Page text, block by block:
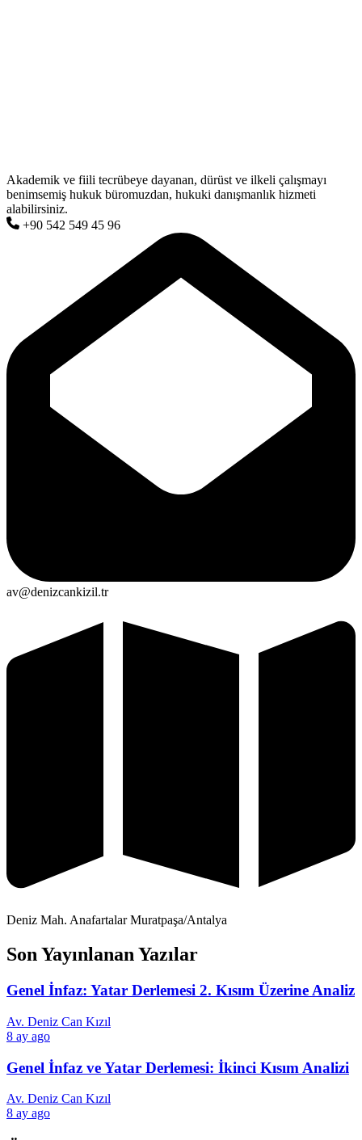
Akademik ve fiili tecrübeye dayanan, dürüst ve ilkeli çalışmayı
benimsemiş hukuk büromuzdan, hukuki danışmanlık hizmeti
alabilirsiniz.
+90 542 549 45 96
av@denizcankizil.tr
Deniz Mah. Anafartalar Muratpaşa/Antalya
Son Yayınlanan Yazılar
Genel İnfaz: Yatar Derlemesi 2. Kısım Üzerine Analiz
Av. Deniz Can Kızıl
8 ay ago
Genel İnfaz ve Yatar Derlemesi: İkinci Kısım Analizi
Av. Deniz Can Kızıl
8 ay ago